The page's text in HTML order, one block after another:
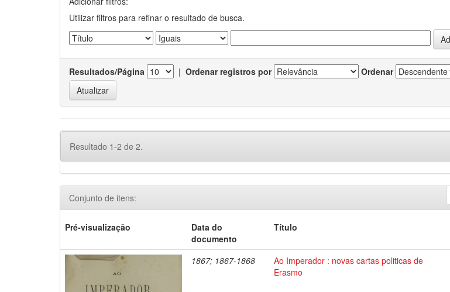
Utilizar filtros para refinar o resultado de busca.
Resultados/Página | Ordenar registros por Ordenar
Resultado 1-2 de 2.
Conjunto de itens:
Pré-visualização
Data do
documento
Título
1867; 1867-1868
Ao Imperador : novas cartas politicas de
Erasmo